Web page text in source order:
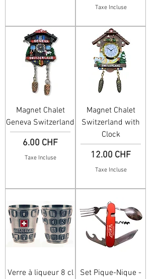
Taxe Incluse
Magnet Chalet
Geneva Switzerland
Prix
6.00 CHF
Taxe Incluse
Magnet Chalet
Switzerland with
Clock
Prix
12.00 CHF
Taxe Incluse
Verre à liqueur 8 cl
Set Pique-Nique -